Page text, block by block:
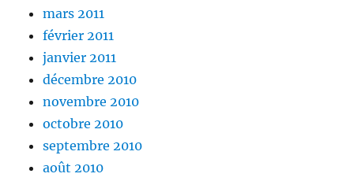
mars 2011
février 2011
janvier 2011
décembre 2010
novembre 2010
octobre 2010
septembre 2010
août 2010